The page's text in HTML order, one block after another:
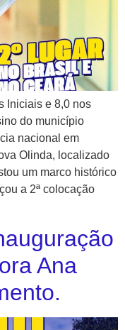
Iniciais e 8,0 nos
do município
nacional em
Olinda, localizado
um marco histórico
a 2ª colocação
Ana